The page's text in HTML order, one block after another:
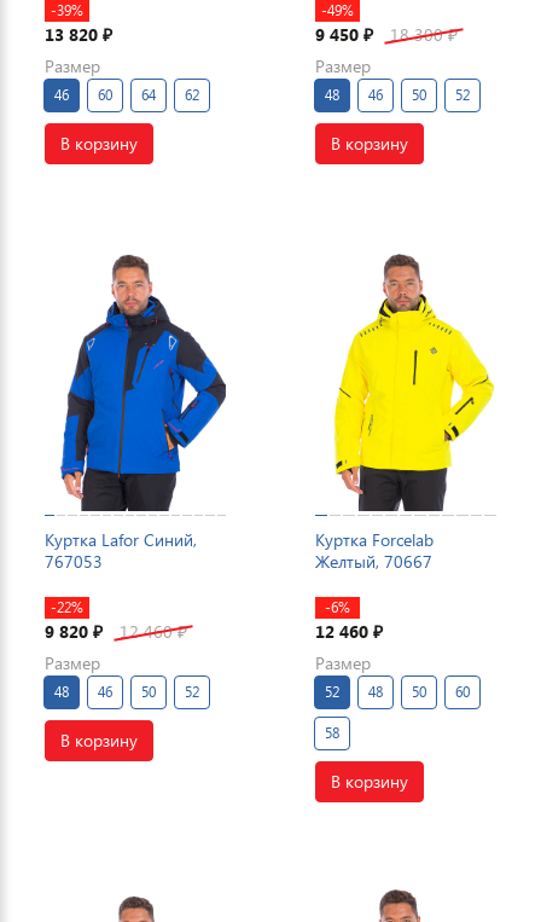
-39%
13 820 ₽
Размер
46 60 64 62
В корзину
-49%
9 450 ₽ 18 300₽
Размер
48 46 50 52
В корзину
Куртка Lafor Синий,
767053
-22%
9 820 ₽ 12 460₽
Размер
48 46 50 52
В корзину
Куртка Forcelab
Желтый, 70667
-6%
12 460 ₽
Размер
52 48 50 60
58
В корзину